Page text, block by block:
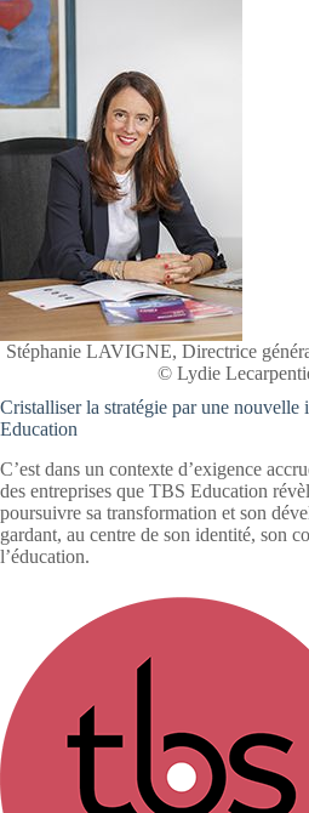
Stéphanie LAVIGNE, Directrice
© Lydie
Cristalliser la stratégie par une nouvelle
Education
C’est dans un contexte d’exigence
des entreprises que TBS Education
poursuivre sa transformation et son
gardant, au centre de son identité, son
l’éducation.